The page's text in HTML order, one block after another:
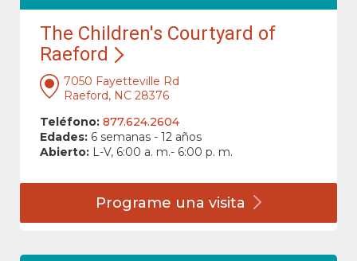
The Children's Courtyard of
Raeford
7050 Fayetteville Rd
Raeford, NC 28376
Teléfono: 877.624.2604
Edades: 6 semanas - 12 años
Abierto: L-V, 6:00 a. m.- 6:00 p. m.
Programe una visita